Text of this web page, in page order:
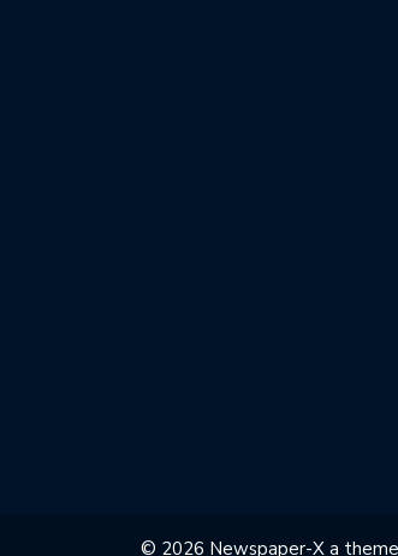
© 2026 Newspaper-X a